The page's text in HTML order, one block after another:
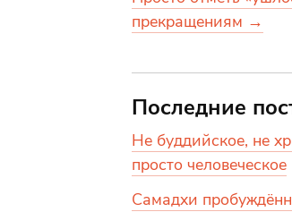
прекращениям →
Последние
Не буддийское, не
просто человеческое
Самадхи